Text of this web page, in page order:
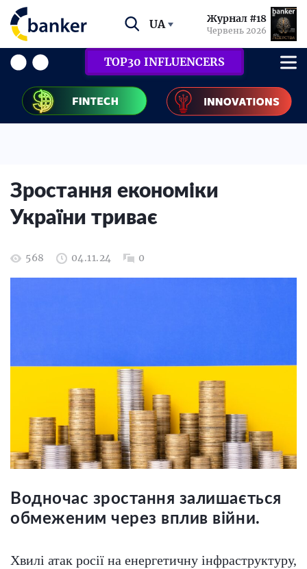
UA Журнал #18
Червень 2026
TOP30 INFLUENCERS
Зростання економіки
України триває
568 04.11.24 0
Водночас зростання залишається
обмеженим через вплив війни.
Хвилі атак росії на енергетичну інфраструктуру,